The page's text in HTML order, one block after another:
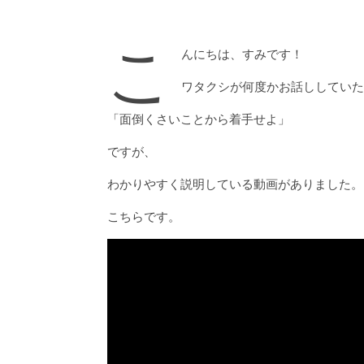
こ
んにちは、すみです！
ワタクシが何度かお話ししていた
「面倒くさいことから着手せよ」
ですが、
わかりやすく説明している動画がありました。
こちらです。